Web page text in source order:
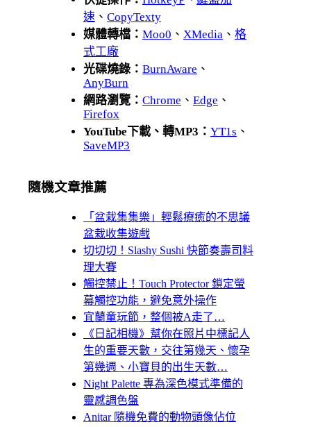
速 、 CopyTexty
媒體轉檔： Moo0 、 XMedia 、 格
式工廠
光碟燒錄： BurnAware 、
AnyBurn
網路瀏覽： Chrome 、 Edge 、
Firefox
YouTube下載、轉MP3： YT1s 、
SaveMP3
隨機文章推薦
「盆栽集集樂」輕鬆療癒的不思議
盆栽收集遊戲
切切切！Slashy Sushi 快節奏壽司料
理大賽
觸控禁止！Touch Protector 鎖定螢
幕觸控功能，避免意外操作
宜蘭童玩節，整個被A走了…
《日記相機》幫你在照片中標記人
生的重要天數，交往第幾天、懷孕
第幾週、小寶貝的出生天數…
Night Palette 專為深色模式準備的
靈感調色盤
Anitar 隨機免費的動物頭像佔位